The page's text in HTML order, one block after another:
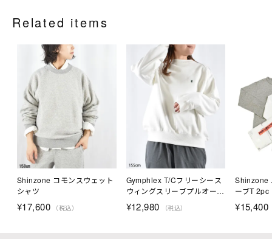
Related items
Shinzone コモンスウェット
シャツ
¥17,600 （税込）
Gymphlex T/Cフリーシース
ウィングスリーブプルオーバ
ー
¥12,980 （税込）
Shinzone
ーブT 2pc
¥15,400